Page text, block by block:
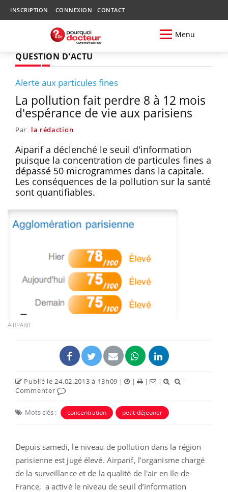
INSCRIPTION CONNEXION CONTACT
Menu
QUESTION D'ACTU
Alerte aux particules fines
La pollution fait perdre 8 à 12 mois
d'espérance de vie aux parisiens
Par la rédaction
Aiparif a déclenché le seuil d'information
puisque la concentration de particules fines a
dépassé 50 microgrammes dans la capitale.
Les conséquences de la pollution sur la santé
sont quantifiables.
AIRPARIF
Publié le 24.02.2013 à 13h09 | | | |
|
Commenter
Mots clés : concentration petit-déjeuner
Depuis samedi, le niveau de pollution dans la région
parisienne est jugé élevé. Airparif, l'organisme chargé
de la surveillance et de la qualité de l'air en Ile-de-
France, a activé le niveau de seuil d’information